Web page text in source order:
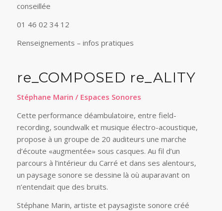
conseillée
01 46 02 34 12
Renseignements – infos pratiques
re_COMPOSED re_ALITY
Stéphane Marin / Espaces Sonores
Cette performance déambulatoire, entre field-
recording, soundwalk et musique électro-acoustique,
propose à un groupe de 20 auditeurs une marche
d’écoute «augmentée» sous casques. Au fil d’un
parcours à l’intérieur du Carré et dans ses alentours,
un paysage sonore se dessine là où auparavant on
n’entendait que des bruits.
Stéphane Marin, artiste et paysagiste sonore créé